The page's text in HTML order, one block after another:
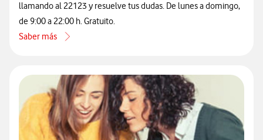
llamando al 22123 y resuelve tus dudas. De lunes a domingo,
de 9:00 a 22:00 h. Gratuito.
Saber más
acerca de Cómo contactar con atención al cliente de Vodafone